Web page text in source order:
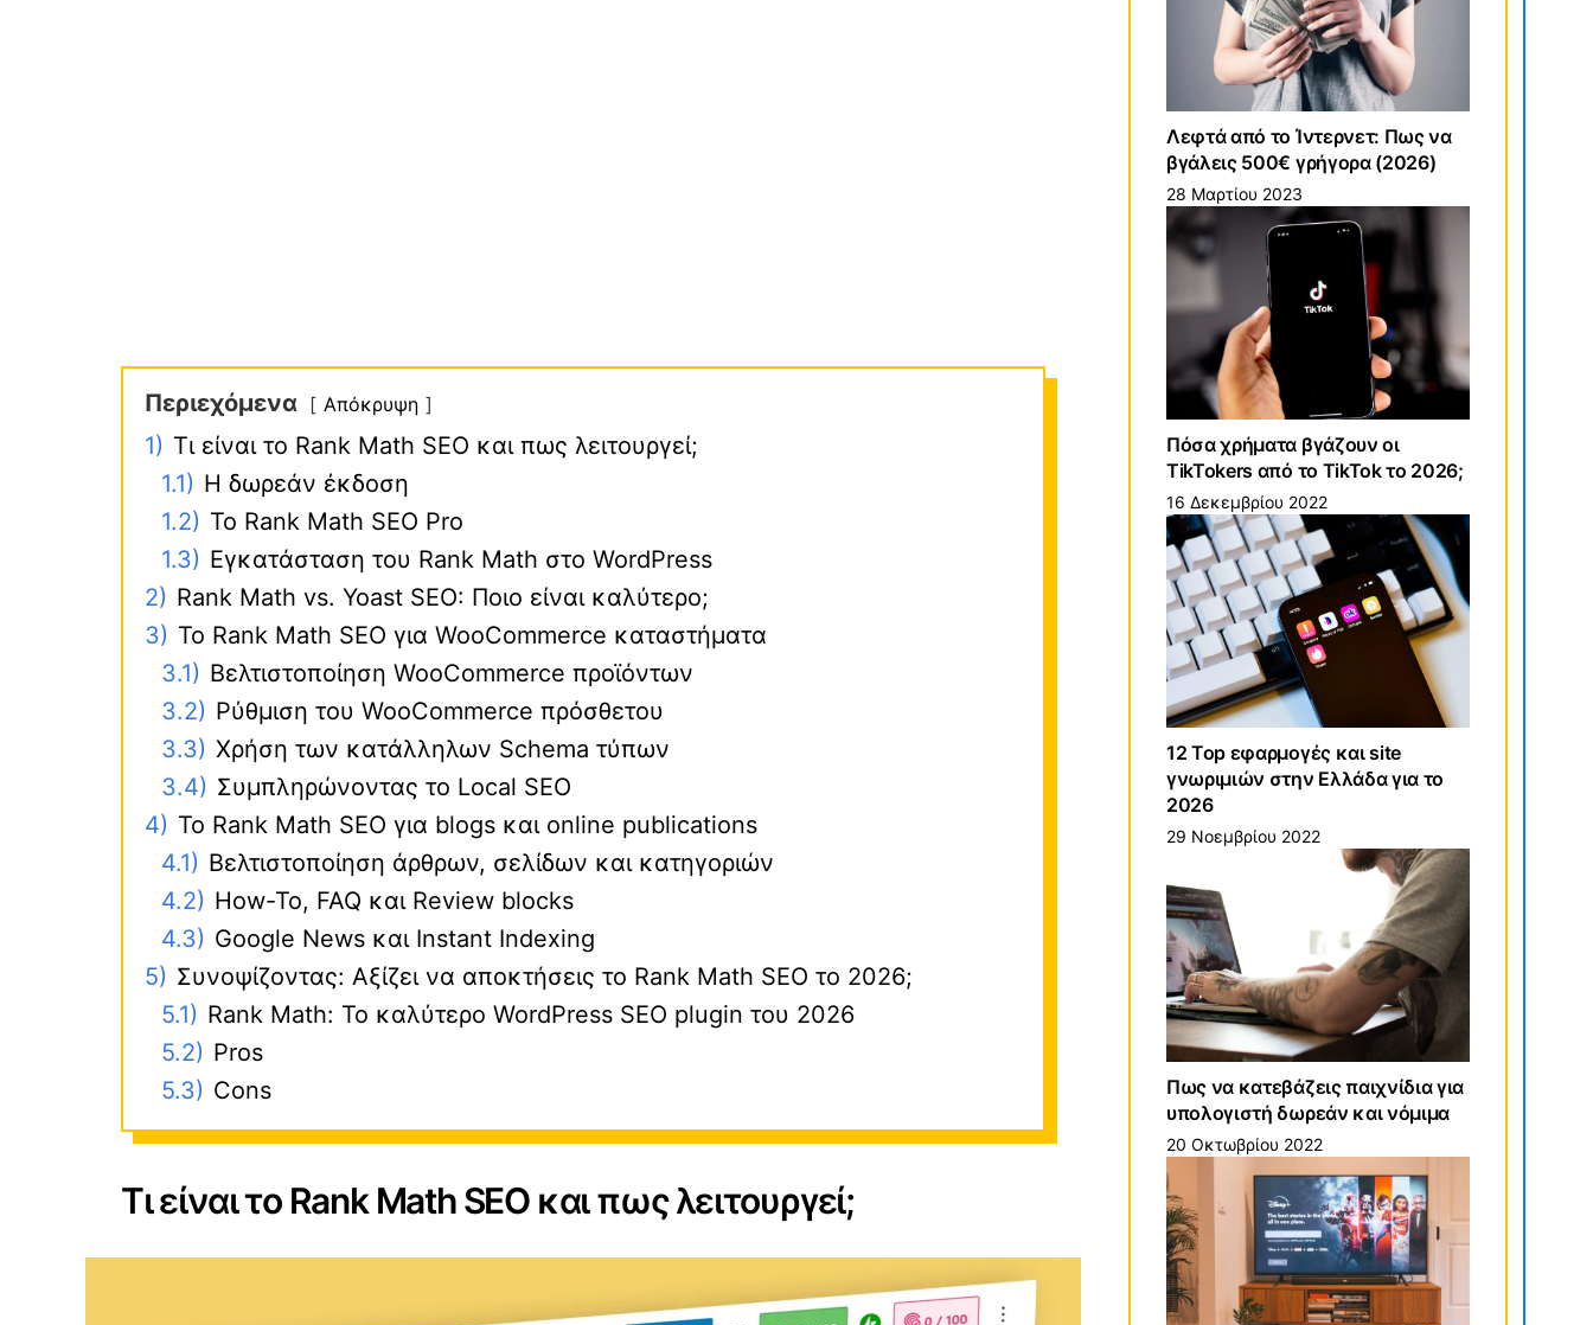
Περιεχόμενα Απόκρυψη
1) Τι είναι το Rank Math SEO και πως λειτουργεί;
1.1) Η δωρεάν έκδοση
1.2) Το Rank Math SEO Pro
1.3) Εγκατάσταση του Rank Math στο WordPress
2) Rank Math vs. Yoast SEO: Ποιο είναι καλύτερο;
3) Το Rank Math SEO για WooCommerce καταστήματα
3.1) Βελτιστοποίηση WooCommerce προϊόντων
3.2) Ρύθμιση του WooCommerce πρόσθετου
3.3) Χρήση των κατάλληλων Schema τύπων
3.4) Συμπληρώνοντας το Local SEO
4) Το Rank Math SEO για blogs και online publications
4.1) Βελτιστοποίηση άρθρων, σελίδων και κατηγοριών
4.2) How-To, FAQ και Review blocks
4.3) Google News και Instant Indexing
5) Συνοψίζοντας: Αξίζει να αποκτήσεις το Rank Math SEO το 2026;
5.1) Rank Math: Το καλύτερο WordPress SEO plugin του 2026
5.2) Pros
5.3) Cons
Τι είναι το Rank Math SEO και πως λειτουργεί;
Λεφτά από το Ίντερνετ: Πως να
βγάλεις 500€ γρήγορα (2026)
28 Μαρτίου 2023
Πόσα χρήματα βγάζουν οι
TikTokers από το TikTok το 2026;
16 Δεκεμβρίου 2022
12 Top εφαρμογές και site
γνωριμιών στην Ελλάδα για το
2026
29 Νοεμβρίου 2022
Πως να κατεβάζεις παιχνίδια για
υπολογιστή δωρεάν και νόμιμα
20 Οκτωβρίου 2022